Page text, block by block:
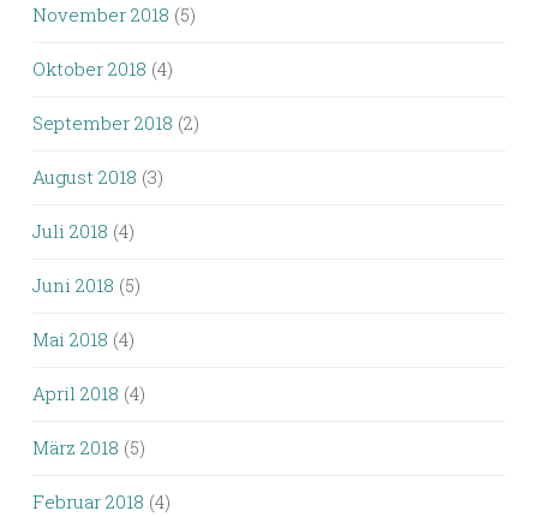
November 2018 (5)
Oktober 2018 (4)
September 2018 (2)
August 2018 (3)
Juli 2018 (4)
Juni 2018 (5)
Mai 2018 (4)
April 2018 (4)
März 2018 (5)
Februar 2018 (4)